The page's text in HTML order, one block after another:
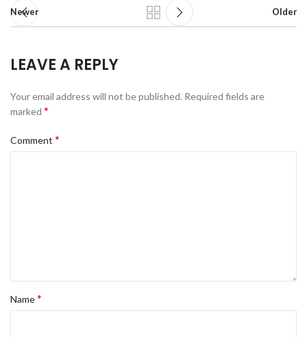
Newer Older
LEAVE A REPLY
Your email address will not be published. Required fields are
marked *
Comment *
Name*